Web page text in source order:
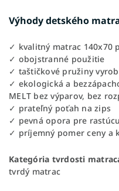
Výhody detského
✓ kvalitný matrac 140x70
✓ obojstranné použitie
✓ taštičkové pružiny
✓ ekologická a
MELT bez výparov, bez
✓ prateľný poťah na zips
✓ pevná opora pre
✓ príjemný pomer ceny a
Kategória tvrdosti
tvrdý matrac